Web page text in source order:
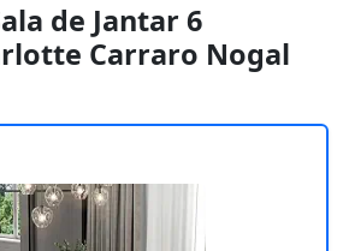
de Jantar 6
Carraro Nogal